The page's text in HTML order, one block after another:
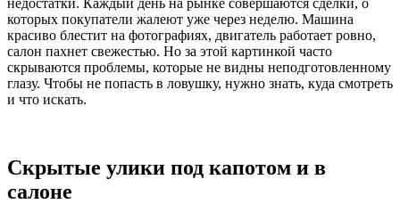
которых покупатели жалеют уже через неделю. Машина
красиво блестит на фотографиях, двигатель работает ровно,
салон пахнет свежестью. Но за этой картинкой часто
скрываются проблемы, которые не видны неподготовленному
глазу. Чтобы не попасть в ловушку, нужно знать, куда смотреть
и что искать.
Скрытые улики под капотом и в
салоне